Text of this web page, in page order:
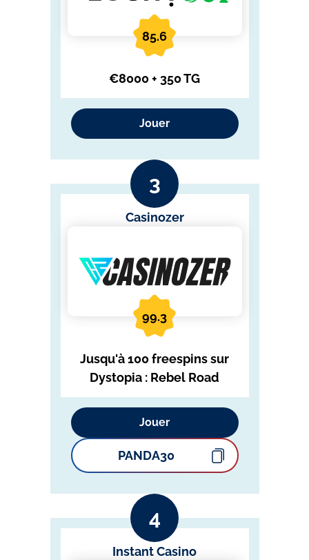
85.6
€8000 + 350 TG
Jouer
Casinozer
99.3
Jusqu'à 100 freespins sur
Dystopia : Rebel Road
Jouer
PANDA30
Instant Casino